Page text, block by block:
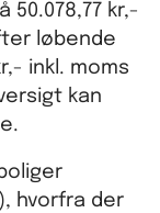
kr,-
løbende
inkl. moms
kan
hvorfra der